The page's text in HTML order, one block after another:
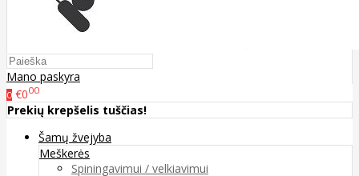
Mano paskyra
0 €000
Prekių krepšelis tuščias!
Šamų žvejyba
Meškerės
Spiningavimui / velkiavimui